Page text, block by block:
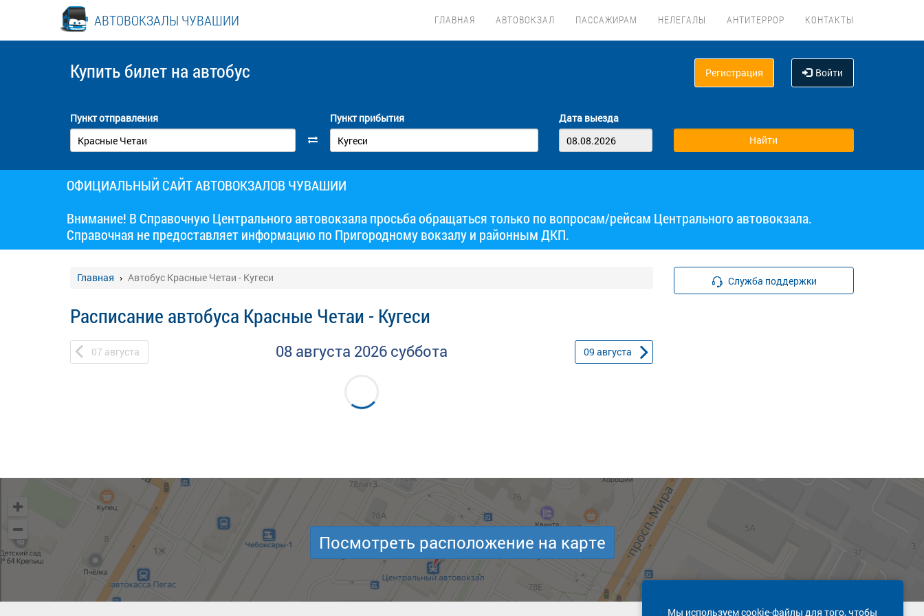
АВТОВОКЗАЛЫ ЧУВАШИИ ГЛАВНАЯ АВТОВОКЗАЛ ПАССАЖИРАМ НЕЛЕГАЛЫ АНТИТЕРРОР КОНТАКТЫ
Купить билет на автобус Регистрация Войти
Пункт отправления Пункт прибытия Дата выезда
ОФИЦИАЛЬНЫЙ САЙТ АВТОВОКЗАЛОВ ЧУВАШИИ
Внимание! В Справочную Центрального автовокзала просьба обращаться только по вопросам/рейсам Центрального автовокзала.
Справочная не предоставляет информацию по Пригородному вокзалу и районным ДКП.
Главная Автобус Красные Четаи - Кугеси
Расписание автобуса Красные Четаи - Кугеси
07 августа 08 августа 2026 суббота 09 августа
Служба поддержки
Мы используем cookie-файлы для того, чтобы
Посмотреть расположение на карте